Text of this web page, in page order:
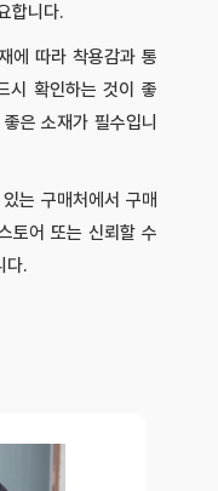
합니다.
에 따라 착용감과 통
시 확인하는 것이 좋
은 소재가 필수입니
는 구매처에서 구매
토어 또는 신뢰할 수
다.